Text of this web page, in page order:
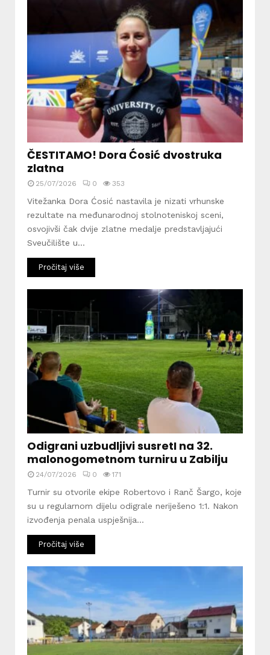
ČESTITAMO! Dora Ćosić dvostruka
zlatna
25/07/2026 0 353
Vitežanka Dora Ćosić nastavila je nizati vrhunske
rezultate na međunarodnoj stolnoteniskoj sceni,
osvojivši čak dvije zlatne medalje predstavljajući
Sveučilište u...
Pročitaj više
Odigrani uzbudljivi susretI na 32.
malonogometnom turniru u Zabilju
24/07/2026 0 171
Turnir su otvorile ekipe Robertovo i Ranč Šargo, koje
su u regularnom dijelu odigrale neriješeno 1:1. Nakon
izvođenja penala uspješnija...
Pročitaj više